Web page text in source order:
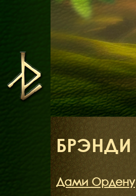
БРЭНДИ
Дами Ордену